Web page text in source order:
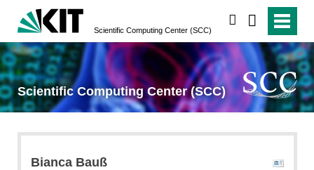
Scientific Computing Center (SCC)
Scientific Computing Center (SCC)
Bianca Bauß